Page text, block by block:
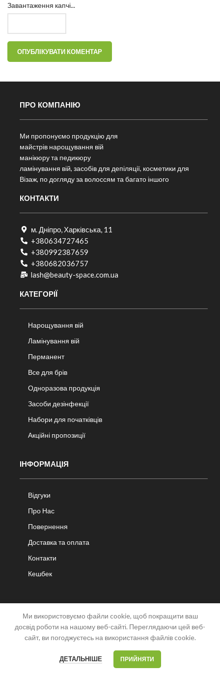
Завантаження капчі...
ПРО КОМПАНІЮ
Ми пропонуємо продукцію для
майстрів нарощування вій
манікюру та педикюру
ламінування вій, засобів для депіляції, косметики для
Візаж, по догляду за волоссям та багато іншого
КОНТАКТИ
м. Дніпро, Харківська, 11
+380634727465
+380992387659
+380682036757​
lash@beauty-space.com.ua
КАТЕГОРІЇ
Нарощування вій
Ламінування вій
Перманент
Все для брів
Одноразова продукція
Засоби дезінфекції
Набори для початківців
Акційні пропозиції
ІНФОРМАЦІЯ
Відгуки
Про Нас
Повернення
Доставка та оплата
Контакти
Кешбек
Ми використовуємо файли cookie, щоб покращити ваш
досвід роботи на нашому веб-сайті. Переглядаючи цей веб-
сайт, ви погоджуєтесь на використання файлів cookie.
ДЕТАЛЬНІШЕ ПРИЙНЯТИ
Мій акаунт